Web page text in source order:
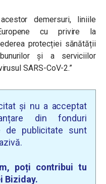
demersuri, liniile
cu privire la
protecției sănătății
și a serviciilor
SARS-CoV-2.”
și nu a acceptat
din fonduri
de publicitate sunt
poți contribui tu
Biziday.